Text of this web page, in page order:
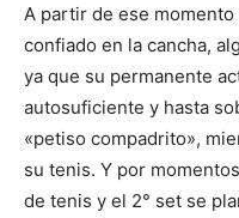
A partir de ese momento
confiado en la cancha,
ya que su permanente
autosuficiente y hasta
«petiso compadrito»,
su tenis. Y por
de tenis y el 2° set se